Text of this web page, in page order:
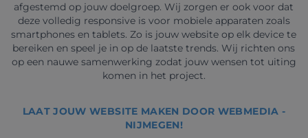
afgestemd op jouw doelgroep. Wij zorgen er ook voor dat
deze volledig responsive is voor mobiele apparaten zoals
smartphones en tablets. Zo is jouw website op elk device te
bereiken en speel je in op de laatste trends. Wij richten ons
op een nauwe samenwerking zodat jouw wensen tot uiting
komen in het project.
LAAT JOUW WEBSITE MAKEN DOOR WEBMEDIA -
NIJMEGEN!